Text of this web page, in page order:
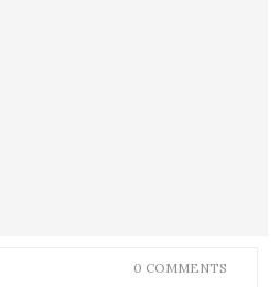
0 COMMENTS